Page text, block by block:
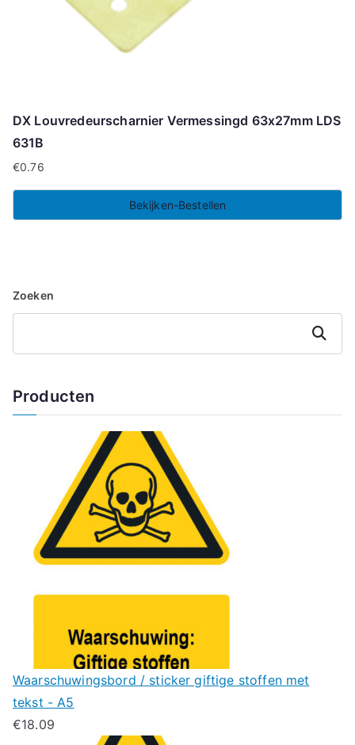
DX Louvredeurscharnier Vermessingd 63x27mm LDS
631B
€0.76
Bekijken-Bestellen
Zoeken
Zoeken
Producten
Waarschuwingsbord / sticker giftige stoffen met
tekst - A5
€18.09